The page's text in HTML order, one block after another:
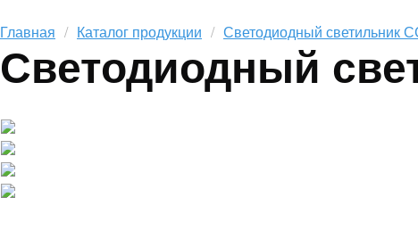
Главная Каталог продукции Светодиодный светильник
Светодиодный